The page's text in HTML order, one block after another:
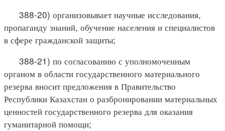
388-20) организовывает научные исследования,
пропаганду знаний, обучение населения и специалистов
в сфере гражданской защиты;
388-21) по согласованию с уполномоченным
органом в области государственного материального
резерва вносит предложения в Правительство
Республики Казахстан о разбронировании материальных
ценностей государственного резерва для оказания
гуманитарной помощи;